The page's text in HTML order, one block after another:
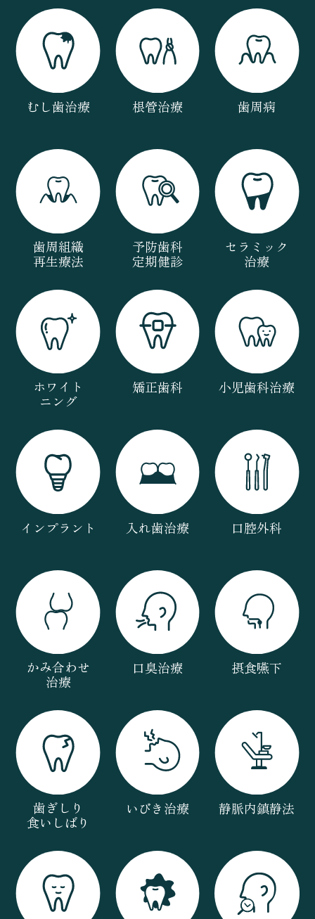
むし歯治療 根管治療 歯周病
歯周組織
再生療法
予防歯科
定期健診
セラミック
治療
ホワイト
ニング
矯正歯科 小児歯科治療
インプラント 入れ歯治療 口腔外科
かみ合わせ
治療
口臭治療 摂食嚥下
歯ぎしり
食いしばり
いびき治療 静脈内鎮静法